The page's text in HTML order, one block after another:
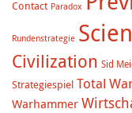
Contact Paradox
Rundenstrategie
Civilization Sid
Strategiespiel Total
Warhammer